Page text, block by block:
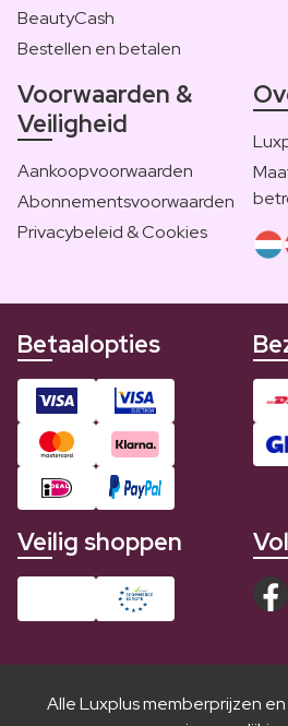
BeautyCash
Bestellen en betalen
Voorwaarden &
Veiligheid
Aankoopvoorwaarden
Abonnementsvoorwaarden
Privacybeleid & Cookies
Betaalopties
Veilig shoppen
Alle Luxplus memberprijzen